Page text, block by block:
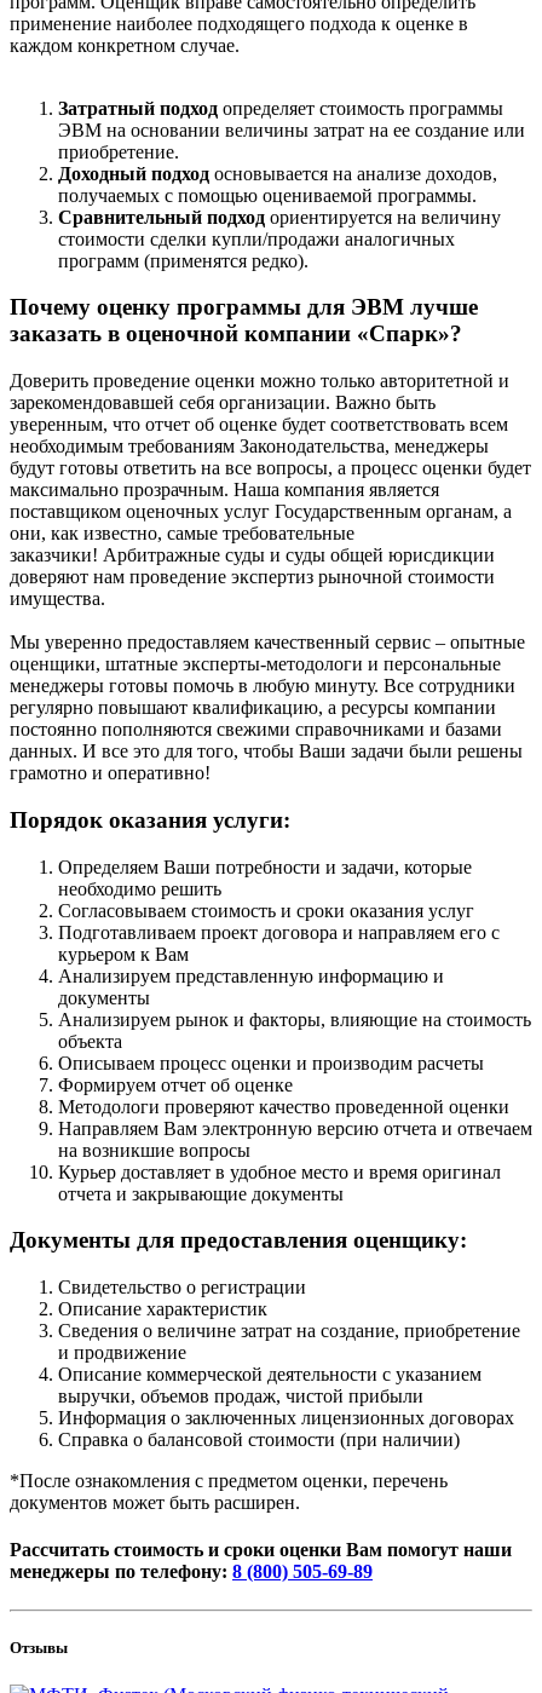
применение наиболее подходящего подхода к оценке в
каждом конкретном случае.
Затратный подход определяет стоимость программы
ЭВМ на основании величины затрат на ее создание или
приобретение.
Доходный подход основывается на анализе доходов,
получаемых с помощью оцениваемой программы.
Сравнительный подход ориентируется на величину
стоимости сделки купли/продажи аналогичных
программ (применятся редко).
Почему оценку программы для ЭВМ лучше
заказать в оценочной компании «Спарк»?
Доверить проведение оценки можно только авторитетной и
зарекомендовавшей себя организации. Важно быть
уверенным, что отчет об оценке будет соответствовать всем
необходимым требованиям Законодательства, менеджеры
будут готовы ответить на все вопросы, а процесс оценки будет
максимально прозрачным. Наша компания является
поставщиком оценочных услуг Государственным органам, а
они, как известно, самые требовательные
заказчики! Арбитражные суды и суды общей юрисдикции
доверяют нам проведение экспертиз рыночной стоимости
имущества.
Мы уверенно предоставляем качественный сервис – опытные
оценщики, штатные эксперты-методологи и персональные
менеджеры готовы помочь в любую минуту. Все сотрудники
регулярно повышают квалификацию, а ресурсы компании
постоянно пополняются свежими справочниками и базами
данных. И все это для того, чтобы Ваши задачи были решены
грамотно и оперативно!
Порядок оказания услуги:
Определяем Ваши потребности и задачи, которые
необходимо решить
Согласовываем стоимость и сроки оказания услуг
Подготавливаем проект договора и направляем его с
курьером к Вам
Анализируем представленную информацию и
документы
Анализируем рынок и факторы, влияющие на стоимость
объекта
Описываем процесс оценки и производим расчеты
Формируем отчет об оценке
Методологи проверяют качество проведенной оценки
Направляем Вам электронную версию отчета и отвечаем
на возникшие вопросы
Курьер доставляет в удобное место и время оригинал
отчета и закрывающие документы
Документы для предоставления оценщику:
Свидетельство о регистрации
Описание характеристик
Сведения о величине затрат на создание, приобретение
и продвижение
Описание коммерческой деятельности с указанием
выручки, объемов продаж, чистой прибыли
Информация о заключенных лицензионных договорах
Справка о балансовой стоимости (при наличии)
*После ознакомления с предметом оценки, перечень
документов может быть расширен.
Рассчитать стоимость и сроки оценки Вам помогут наши
менеджеры по телефону: 8 (800) 505-69-89
Отзывы